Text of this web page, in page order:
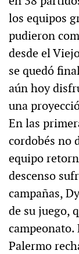
los equipos
pudieron
desde el
se quedó
aún hoy
una
En las
cordobés no
equipo
descenso
campañas,
de su juego,
campeonato.
Palermo